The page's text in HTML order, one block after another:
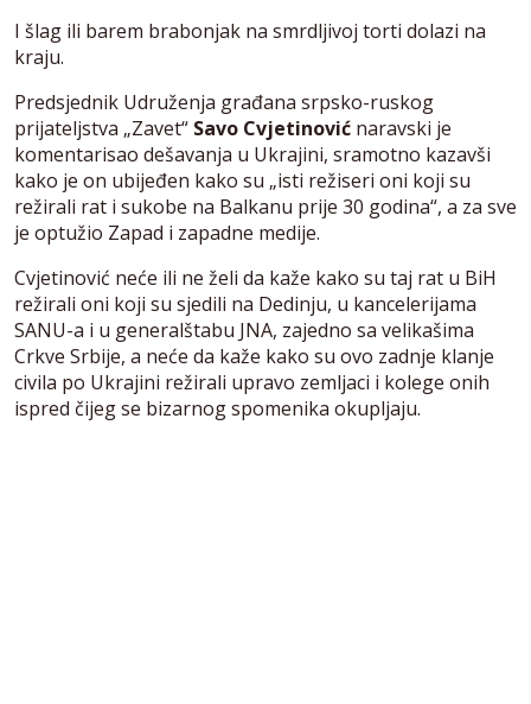
I šlag ili barem brabonjak na smrdljivoj torti dolazi na
kraju.
Predsjednik Udruženja građana srpsko-ruskog
prijateljstva „Zavet“ Savo Cvjetinović naravski je
komentarisao dešavanja u Ukrajini, sramotno kazavši
kako je on ubijeđen kako su „isti režiseri oni koji su
režirali rat i sukobe na Balkanu prije 30 godina“, a za sve
je optužio Zapad i zapadne medije.
Cvjetinović neće ili ne želi da kaže kako su taj rat u BiH
režirali oni koji su sjedili na Dedinju, u kancelerijama
SANU-a i u generalštabu JNA, zajedno sa velikašima
Crkve Srbije, a neće da kaže kako su ovo zadnje klanje
civila po Ukrajini režirali upravo zemljaci i kolege onih
ispred čijeg se bizarnog spomenika okupljaju.